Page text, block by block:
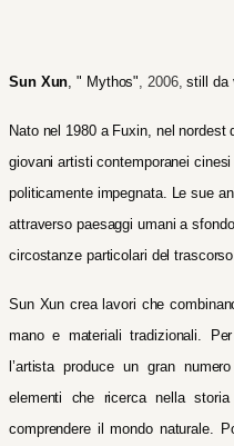
Sun Xun, " Mythos", 2006, still da
Nato nel 1980 a Fuxin, nel
giovani artisti contemporanei
politicamente impegnata. Le sue
attraverso paesaggi umani a
circostanze particolari del
Sun Xun crea lavori che
mano e materiali tradizionali.
l’artista produce un gran
elementi che ricerca nella
comprendere il mondo naturale.